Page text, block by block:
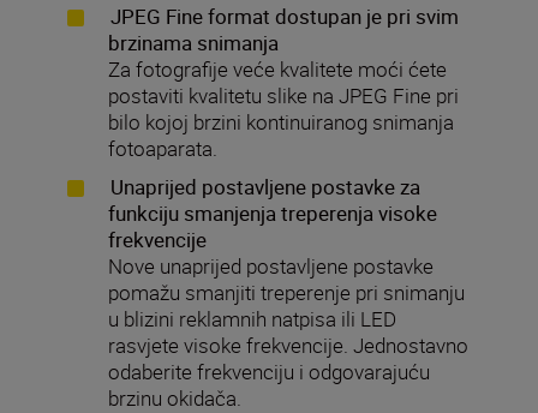
JPEG Fine format dostupan je pri svim
brzinama snimanja
Za fotografije veće kvalitete moći ćete
postaviti kvalitetu slike na JPEG Fine pri
bilo kojoj brzini kontinuiranog snimanja
fotoaparata.
Unaprijed postavljene postavke za
funkciju smanjenja treperenja visoke
frekvencije
Nove unaprijed postavljene postavke
pomažu smanjiti treperenje pri snimanju
u blizini reklamnih natpisa ili LED
rasvjete visoke frekvencije. Jednostavno
odaberite frekvenciju i odgovarajuću
brzinu okidača.